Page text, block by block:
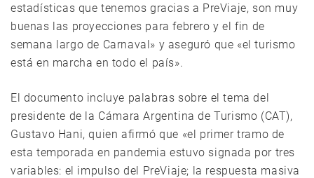
estadísticas que tenemos gracias a PreViaje, son muy
buenas las proyecciones para febrero y el fin de
semana largo de Carnaval» y aseguró que «el turismo
está en marcha en todo el país».
El documento incluye palabras sobre el tema del
presidente de la Cámara Argentina de Turismo (CAT),
Gustavo Hani, quien afirmó que «el primer tramo de
esta temporada en pandemia estuvo signada por tres
variables: el impulso del PreViaje; la respuesta masiva